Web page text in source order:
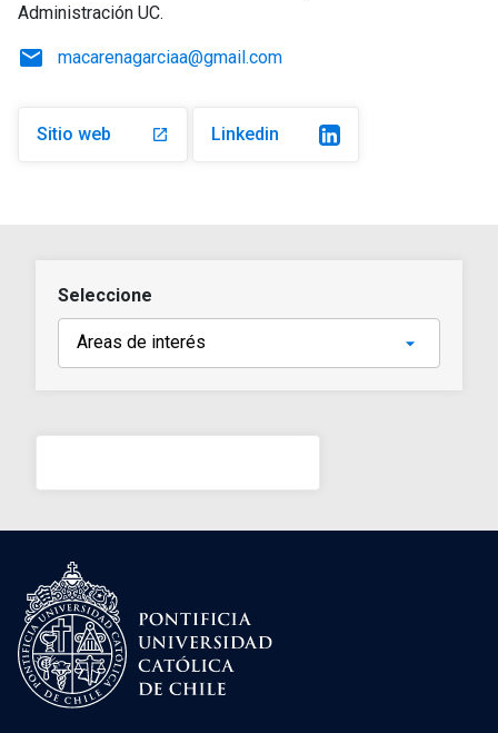
Administración UC.
email macarenagarciaa@gmail.com
Sitio web launch Linkedin
Seleccione